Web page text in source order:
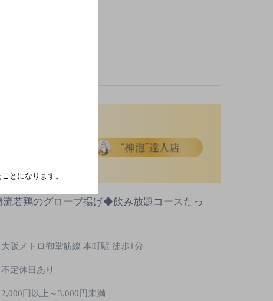
若鶏のグローブ揚げ◆飲み放題コースたっ
大阪メトロ御堂筋線 本町駅 徒歩1分
不定休日あり
2,000円以上～3,000円未満
とになります。